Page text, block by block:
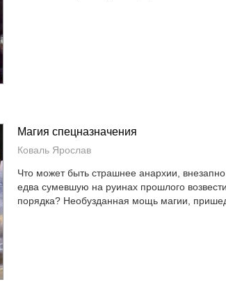
Магия спецназначения
Коваль Ярослав
Что может быть страшнее анархии,
едва сумевшую на руинах прошлого
порядка? Необузданная мощь магии,